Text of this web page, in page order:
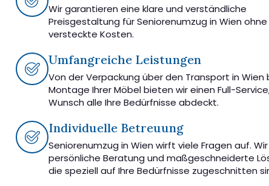
Wir garantieren eine klare und verständliche
Preisgestaltung für Seniorenumzug in Wien ohne
versteckte Kosten.
Umfangreiche Leistungen
Von der Verpackung über den Transport in Wien
Montage Ihrer Möbel bieten wir einen Full-
Wunsch alle Ihre Bedürfnisse abdeckt.
Individuelle Betreuung
Seniorenumzug in Wien wirft viele Fragen auf.
persönliche Beratung und maßgeschneiderte
die speziell auf Ihre Bedürfnisse zugeschnitten